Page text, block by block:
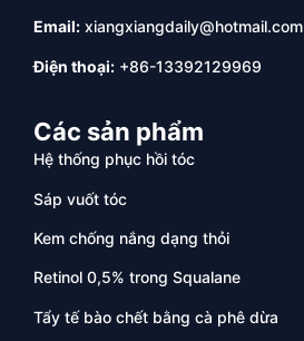
Email: xiangxiangdaily@hotmail.com
Điện thoại: +86-13392129969
Các sản phẩm
Hệ thống phục hồi tóc
Sáp vuốt tóc
Kem chống nắng dạng thỏi
Retinol 0,5% trong Squalane
Tẩy tế bào chết bằng cà phê dừa